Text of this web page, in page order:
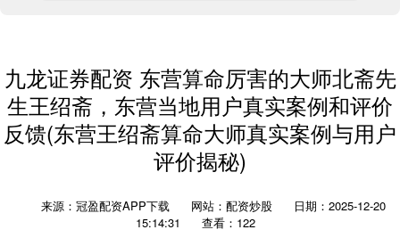
九龙证券配资 东营算命厉害的大师北斋先
生王绍斋，东营当地用户真实案例和评价
反馈(东营王绍斋算命大师真实案例与用户
评价揭秘)
来源：冠盈配资APP下载 网站：配资炒股
日期：2025-12-20
15:14:31
查看：122